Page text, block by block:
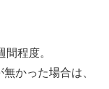
程度。
かった場合は、